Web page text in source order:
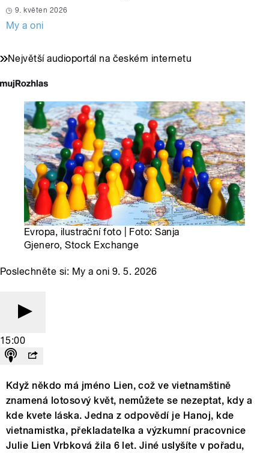
9. květen 2026
My a oni
Největší audioportál na českém internetu
Evropa, ilustrační foto | Foto: Sanja
Gjenero, Stock Exchange
Poslechněte si: My a oni 9. 5. 2026
15:00
Když někdo má jméno Lien, což ve vietnamštině
znamená lotosový květ, nemůžete se nezeptat, kdy a
kde kvete láska. Jedna z odpovědí je Hanoj, kde
vietnamistka, překladatelka a výzkumní pracovnice
Julie Lien Vrbková žila 6 let. Jiné uslyšíte v pořadu,